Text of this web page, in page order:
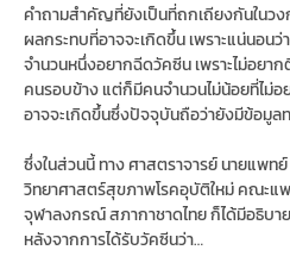
คำถามสำคัญที่ยังเป็นที่ถกเถียงกันในว
ผลกระทบที่อาจจะเกิดขึ้น เพราะแน่นอน
จำนวนหนึ่งอยากฉีดวัคซีน เพราะไม่อยา
คนรอบข้าง แต่ก็มีคนจำนวนไม่น้อยที่ไม่อ
อาจจะเกิดขึ้นซึ่งปัจจุบันถือว่ายังมีข้อมูล
ซึ่งในส่วนนี้ ทาง ศาสตราจารย์ นายแพท
วิทยาศาสตร์สุขภาพโรคอุบัติใหม่ คณะแ
จุฬาลงกรณ์ สภากาชาดไทย ก็ได้มีอธิบ
หลังจากการได้รับวัคซีนว่า…